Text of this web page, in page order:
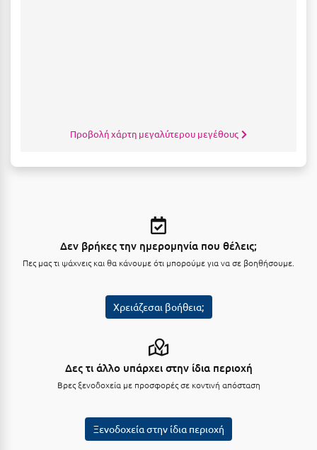
Μέτσοβο
Μπαλί Κρήτης
Μπούκα Μεσσηνίας
Προβολή χάρτη μεγαλύτερου μεγέθους
Δεν βρήκες την ημερομηνία που θέλεις;
Πες μας τι ψάχνεις και θα κάνουμε ότι μπορούμε για να σε βοηθήσουμε.
Χρειάζεσαι βοήθεια;
Δες τι άλλο υπάρχει στην ίδια περιοχή
Βρες ξενοδοχεία με προσφορές σε κοντινή απόσταση
Ξενοδοχεία στην ίδια περιοχή